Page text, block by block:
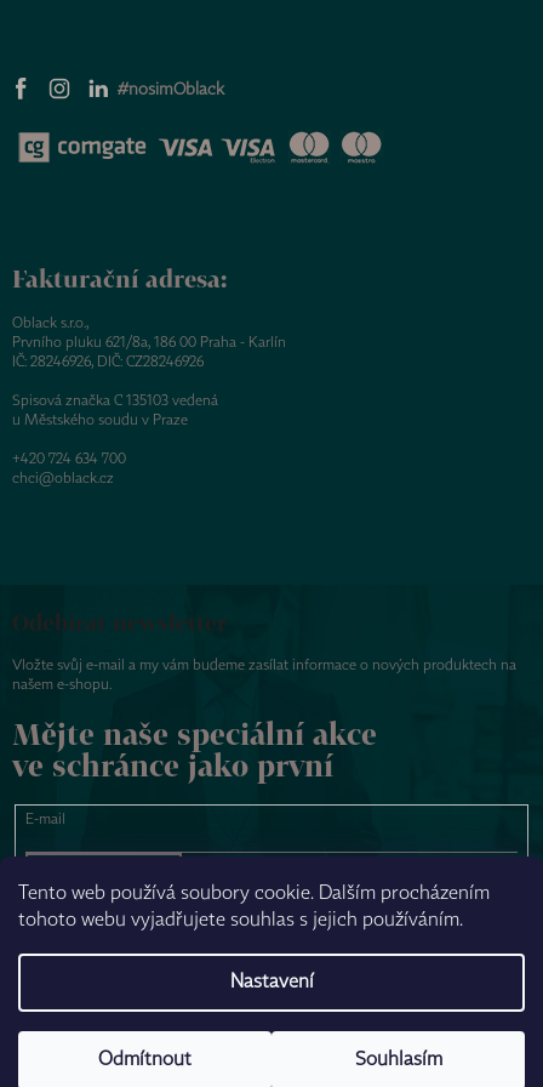
Tento web používá soubory cookie. Dalším procházením
tohoto webu vyjadřujete souhlas s jejich používáním.
Nastavení
Odmítnout Souhlasím
#nosimOblack
Fakturační adresa:
Oblack s.r.o.,
Prvního pluku 621/8a, 186 00 Praha - Karlín
IČ: 28246926, DIČ: CZ28246926
Spisová značka C 135103 vedená
u Městského soudu v Praze
+420 724 634 700
chci@oblack.cz
Odebírat newsletter
Vložte svůj e-mail a my vám budeme zasílat informace o nových produktech na
našem e-shopu.
Mějte naše speciální akce
ve schránce jako první
E-mail
NAPSAT ZPRÁVU